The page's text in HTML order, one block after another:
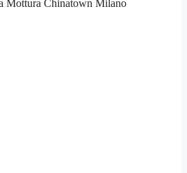
Mottura Chinatown Milano